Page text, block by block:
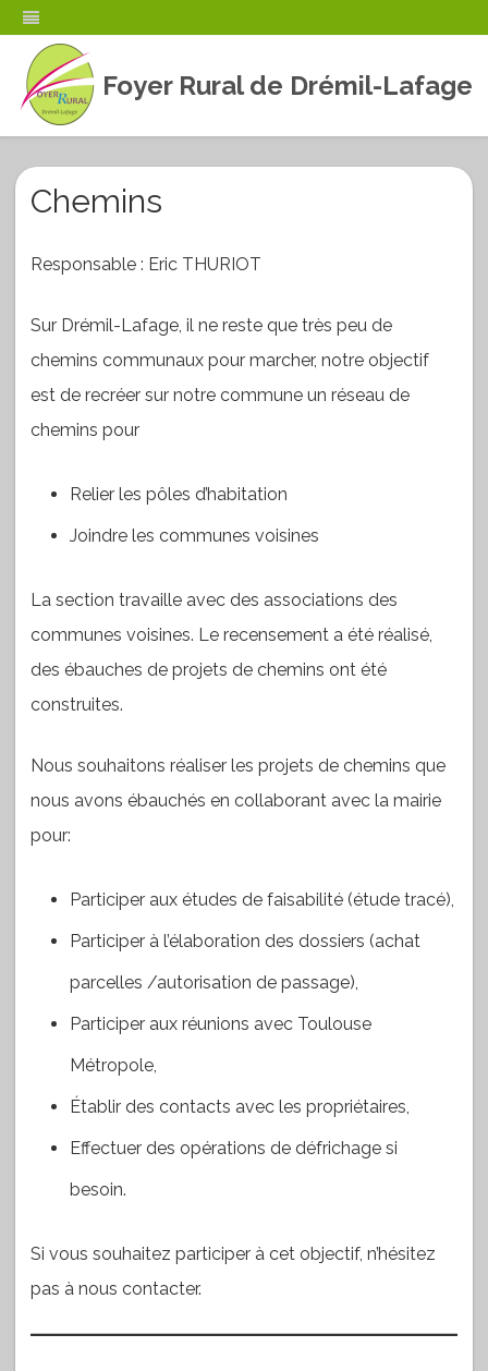
Foyer Rural de Drémil-Lafage
Skip
content
Chemins
Responsable : Eric THURIOT
Sur Drémil-Lafage, il ne reste que très peu de
chemins communaux pour marcher, notre objectif
est de recréer sur notre commune un réseau de
chemins pour
Relier les pôles d’habitation
Joindre les communes voisines
La section travaille avec des associations des
communes voisines. Le recensement a été réalisé,
des ébauches de projets de chemins ont été
construites.
Nous souhaitons réaliser les projets de chemins que
nous avons ébauchés en collaborant avec la mairie
pour:
Participer aux études de faisabilité (étude tracé),
Participer à l’élaboration des dossiers (achat
parcelles /autorisation de passage),
Participer aux réunions avec Toulouse
Métropole,
Établir des contacts avec les propriétaires,
Effectuer des opérations de défrichage si
besoin.
Si vous souhaitez participer à cet objectif, n’hésitez
pas à nous contacter.